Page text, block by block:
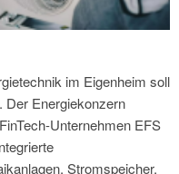
im Eigenheim soll
Der Energiekonzern
Unternehmen EFS
Stromspeicher,